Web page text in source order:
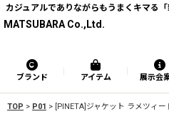
カジュアルでありながらもうまくキマる「
MATSUBARA Co.,Ltd.
ブランド アイテム 展示会
TOP > P01 > [PINETA]ジャケット ラメツィー